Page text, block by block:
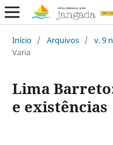
Início / Arquivos / v. 9
Varia
Lima
e existências